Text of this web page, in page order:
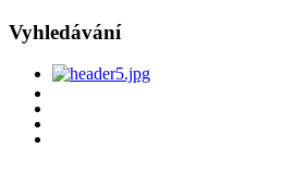
Vyhledávání